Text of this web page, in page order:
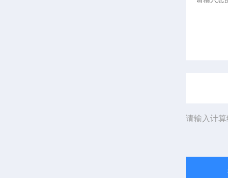
请输入计